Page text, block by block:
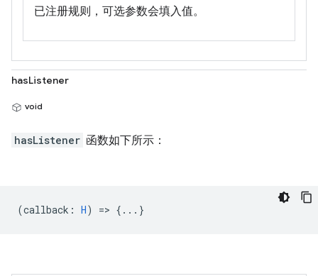
已注册规则，可选参数会填入值。
hasListener
void
hasListener 函数如下所示：
(callback : H) => {...}